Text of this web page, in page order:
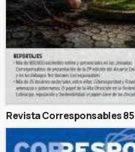
Revista Corresponsables 85